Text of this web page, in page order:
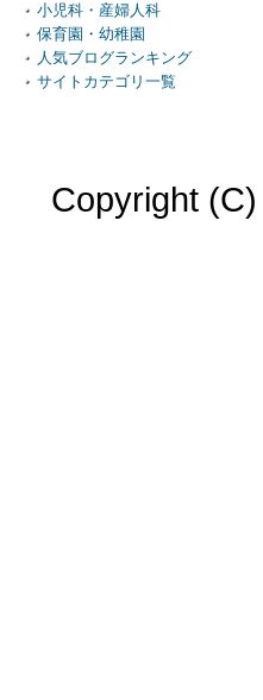
小児科・産婦人科
保育園・幼稚園
人気ブログランキング
サイトカテゴリ一覧
Copyright